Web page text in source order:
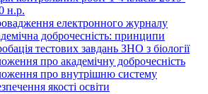
н.р.
електронного журналу
доброчесність: принципи
тестових завдань ЗНО з біології
про академічну доброчесність
про внутрішню систему
якості освіти